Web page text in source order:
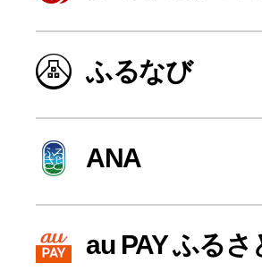
よく見られている
ふるさと納税徹底
寄付上限額シミュ
ふるなび
ANA
au PAY ふるさ